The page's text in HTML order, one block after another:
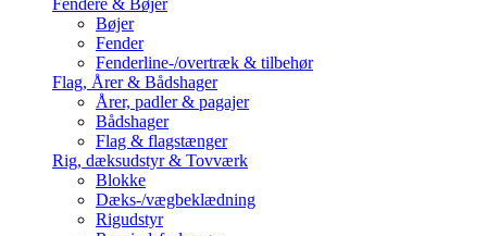
Fendere & Bøjer
Bøjer
Fender
Fenderline-/overtræk & tilbehør
Flag, Årer & Bådshager
Årer, padler & pagajer
Bådshager
Flag & flagstænger
Rig, dæksudstyr & Tovværk
Blokke
Dæks-/vægbeklædning
Rigudstyr